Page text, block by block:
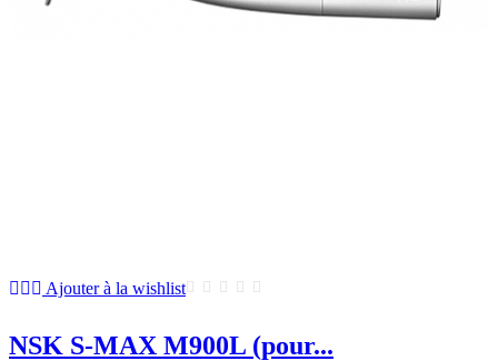
Ajouter à la wishlist
NSK S-MAX M900L (pour...